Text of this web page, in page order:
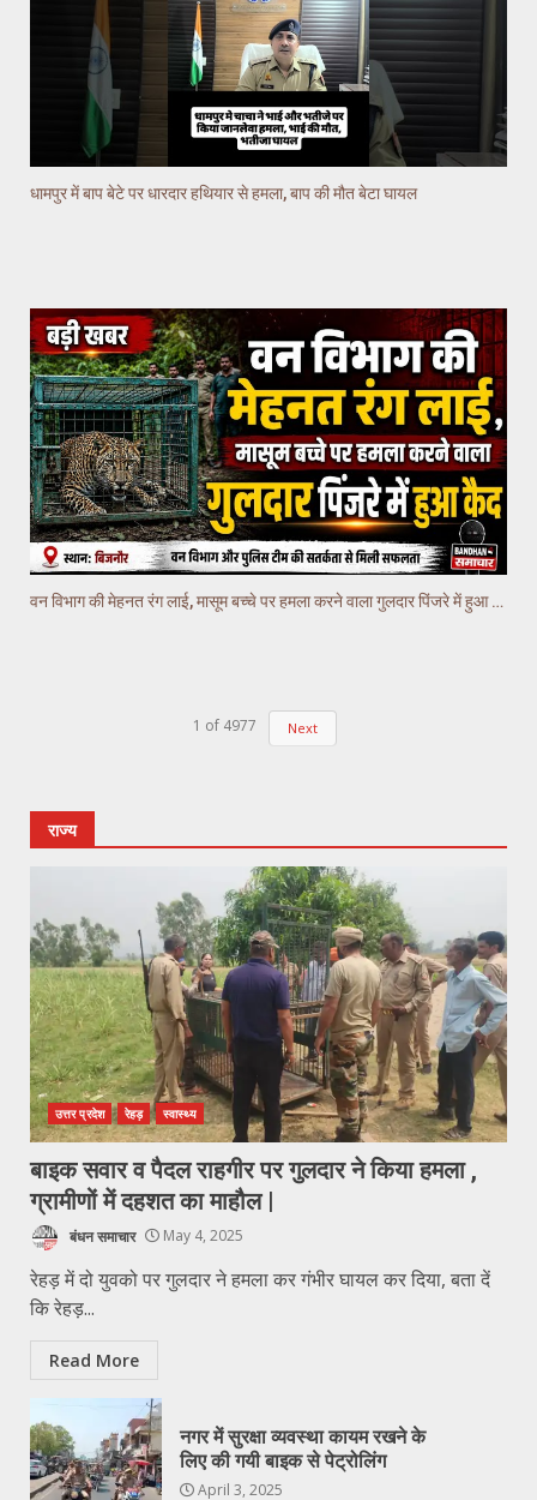
धामपुर में बाप बेटे पर धारदार हथियार से हमला, बाप की मौत बेटा घायल
वन विभाग की मेहनत रंग लाई, मासूम बच्चे पर हमला करने वाला गुलदार पिंजरे में हुआ कैद
1 of 4977 Next
राज्य
उत्तर प्रदेश रेहड़ स्वास्थ्य
बाइक सवार व पैदल राहगीर पर गुलदार ने किया हमला ,
ग्रामीणों में दहशत का माहौल |
बंधन समाचार May 4, 2025
रेहड़ में दो युवको पर गुलदार ने हमला कर गंभीर घायल कर दिया, बता दें
कि रेहड़...
Read More
नगर में सुरक्षा व्यवस्था कायम रखने के
लिए की गयी बाइक से पेट्रोलिंग
April 3, 2025